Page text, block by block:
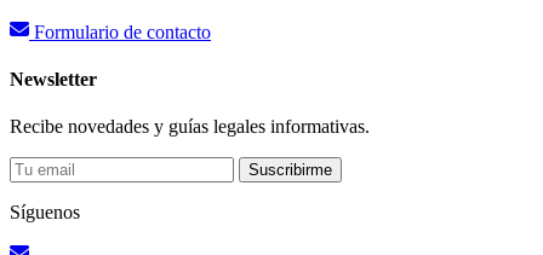
Formulario de contacto
Newsletter
Recibe novedades y guías legales informativas.
Suscribirme
Síguenos